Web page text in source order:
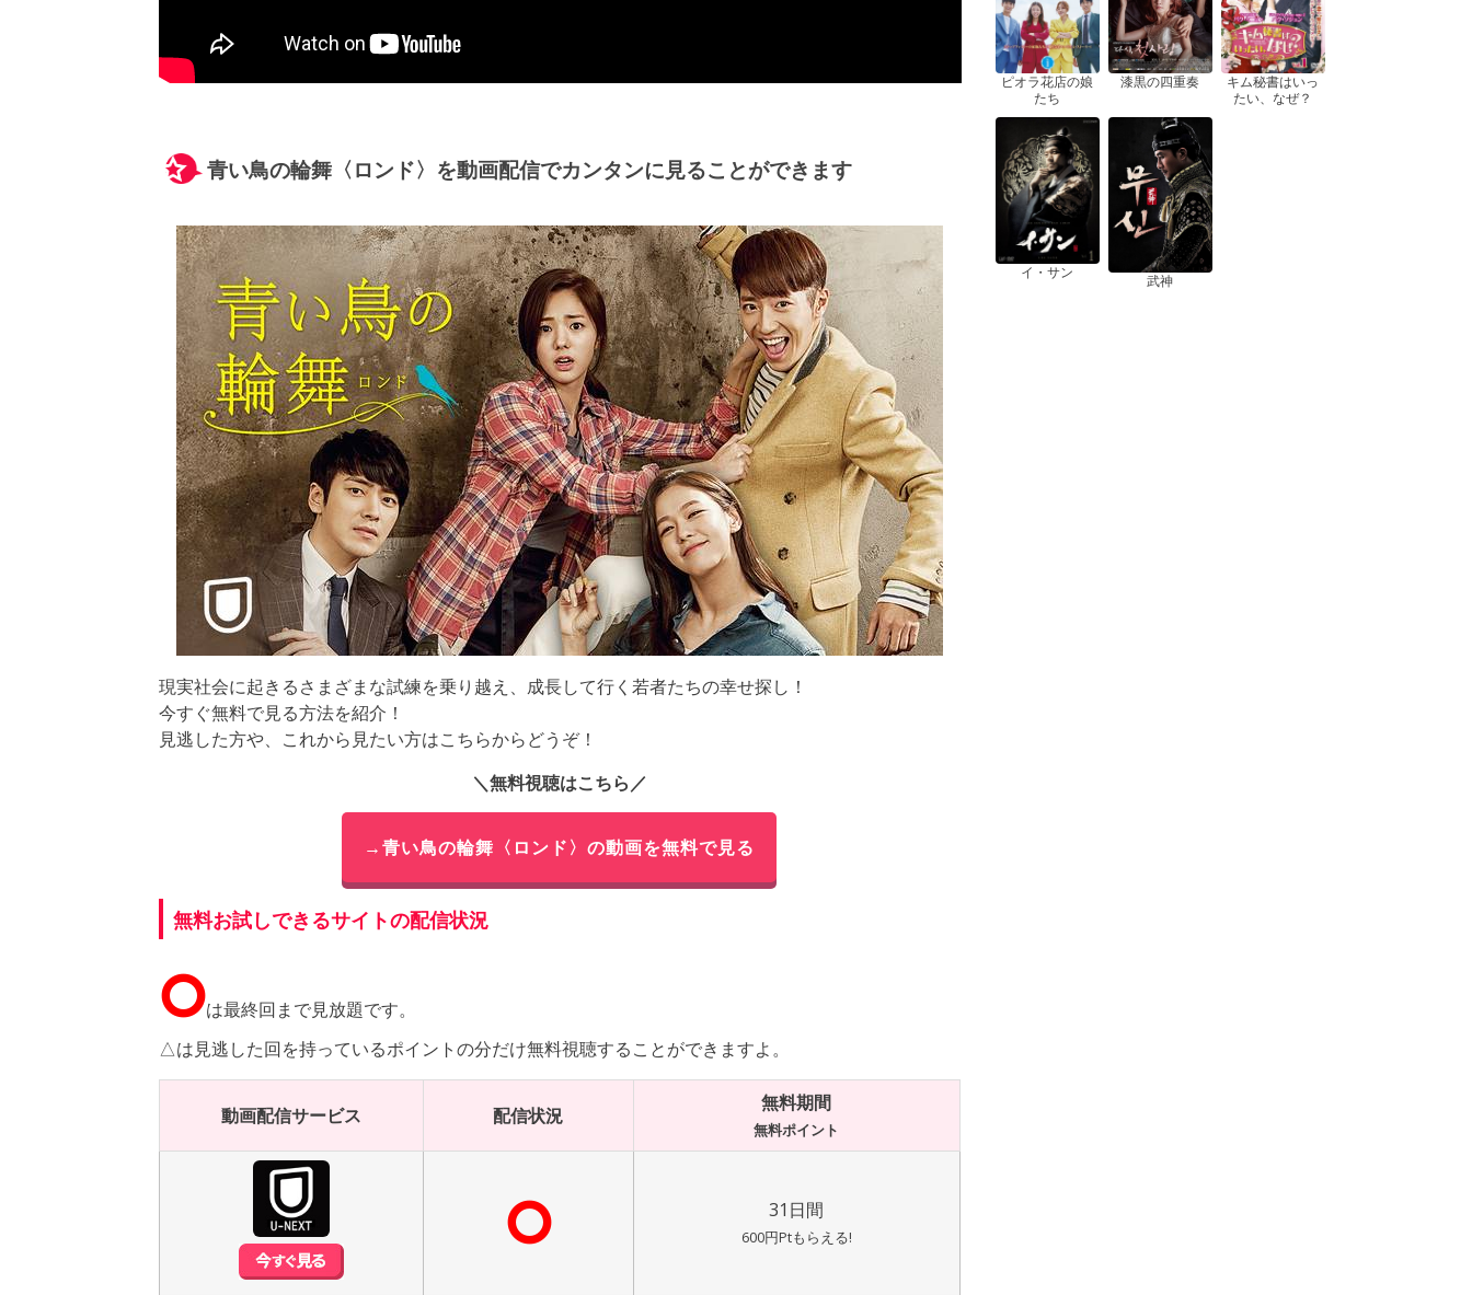
青い鳥の輪舞〈ロンド〉を動画配信でカンタンに見ることができます
現実社会に起きるさまざまな試練を乗り越え、成長して行く若者たちの幸せ探し！
今すぐ無料で見る方法を紹介！
見逃した方や、これから見たい方はこちらからどうぞ！
＼無料視聴はこちら／
→青い鳥の輪舞〈ロンド〉の動画を無料で見る
無料お試しできるサイトの配信状況
⭘は最終回まで見放題です。
△は見逃した回を持っているポイントの分だけ無料視聴することができますよ。
動画配信サービス 配信状況
無料期間
無料ポイント
⭘ 31日間
600円Ptもらえる!
ピオラ花店の娘
たち
漆黒の四重奏
キム秘書はいっ
たい、なぜ？
イ・サン 武神